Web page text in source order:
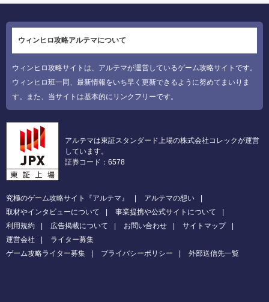
ウィンヒロ攻略アルテマについて
ウィンヒロ攻略サイトは、アルテマが運営しているゲーム攻略サイトです。
ウィンヒロ班一同、最新情報をいち早く更新できるように努めてまいりま
す。また、当サイトは基本的にリンクフリーです。
アルテマは東証スタンダード上場の株式会社コレックが運営
しています。
証券コード：6578
究極のゲーム攻略サイト『アルテマ』
アルテマの想い
取材やインタビューについて
事業提携や公式サイトについて
利用規約
広告掲載について お問い合わせ
サイトマップ
運営会社
ライター募集
ゲーム攻略ライター募集
プライバシーポリシー 外部送信先一覧